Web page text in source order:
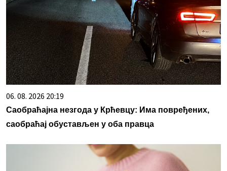
06. 08. 2026 20:19
Саобраћајна незгода у Крћевцу: Има повређених,
саобраћај обустављен у оба правца